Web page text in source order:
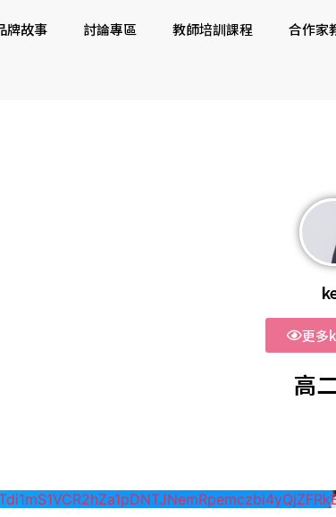
牌故事 討論專區 教師培訓課程 合作家
更多
高